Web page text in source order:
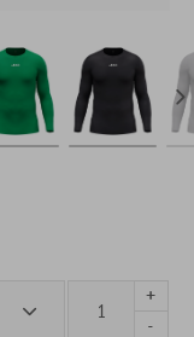
+
-